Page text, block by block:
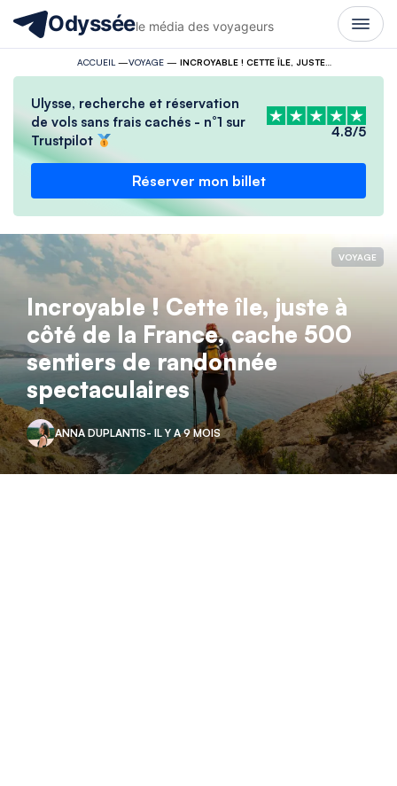
Odysséele média des voyageurs
ACCUEIL —VOYAGE— INCROYABLE ! CETTE ÎLE, JUSTE À CÔTÉ DE LA FRANCE, CACHE 500 SENTIERS DE RANDONNÉE SPECTACULAIRES
Ulysse, recherche et réservation
de vols sans frais cachés - n°1 sur
Trustpilot
4.8/5
Réserver mon billet
VOYAGE
Incroyable ! Cette île, juste à
côté de la France, cache 500
sentiers de randonnée
spectaculaires
ANNA DUPLANTIS- IL Y A 9 MOIS